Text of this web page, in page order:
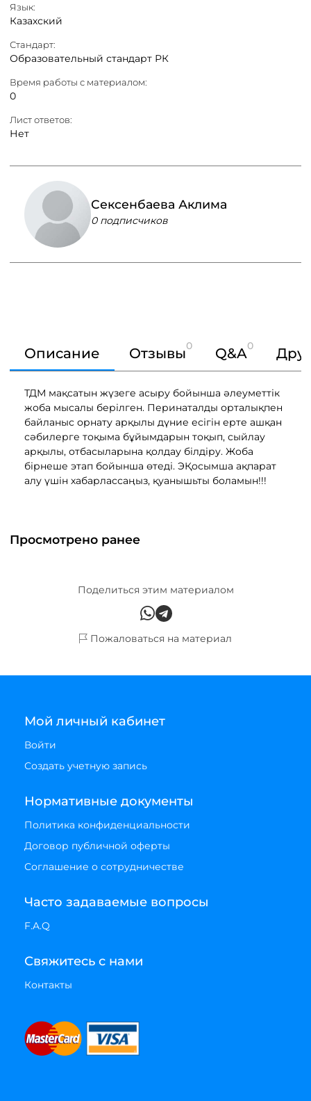
Язык:
Казахский
Стандарт:
Образовательный стандарт РК
Время работы с материалом:
0
Лист ответов:
Нет
Сексенбаева Аклима
0 подписчиков
Описание Отзывы0 Q&A0
ТДМ мақсатын жүзеге асыру бойынша әлеуметтік
жоба мысалы берілген. Перинаталды орталықпен
байланыс орнату арқылы дүние есігін ерте ашқан
сәбилерге тоқыма бұйымдарын тоқып, сыйлау
арқылы, отбасыларына қолдау білдіру. Жоба
бірнеше этап бойынша өтеді. ЭҚосымша ақпарат
алу үшін хабарлассаңыз, қуанышьты боламын!!!
Просмотрено ранее
Поделиться этим материалом
Пожаловаться на материал
Мой личный кабинет
Войти
Создать учетную запись
Нормативные документы
Политика конфиденциальности
Договор публичной оферты
Соглашение о сотрудничестве
Часто задаваемые вопросы
F.A.Q
Свяжитесь с нами
Контакты